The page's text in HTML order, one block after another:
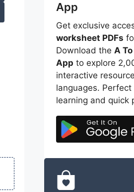
App
Get exclusive
worksheet PDFs
Download the A
App to explore
interactive
languages.
learning and quick